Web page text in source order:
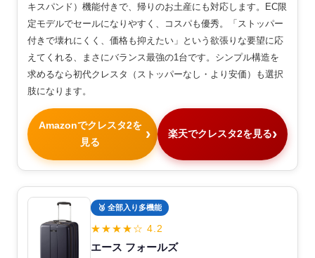
キスパンド）機能付きで、帰りのお土産にも対応します。EC限
定モデルでセールになりやすく、コスパも優秀。「ストッパー
付きで壊れにくく、価格も抑えたい」という欲張りな要望に応
えてくれる、まさにバランス最強の1台です。シンプル構造を
求めるなら初代クレスタ（ストッパーなし・より安価）も選択
肢になります。
Amazonでクレスタ2を
見る
楽天でクレスタ2を見る
🥉 全部入り多機能
★★★★☆ 4.2
エース フォールズ